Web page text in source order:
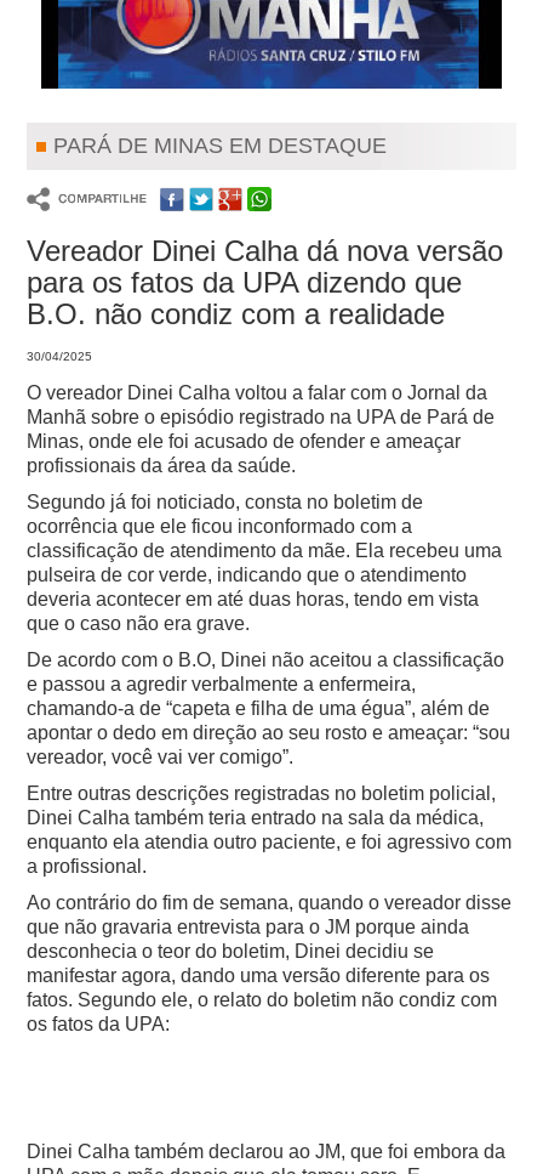
PARÁ DE MINAS EM DESTAQUE
Vereador Dinei Calha dá nova versão
para os fatos da UPA dizendo que
B.O. não condiz com a realidade
30/04/2025
O vereador Dinei Calha voltou a falar com o Jornal da
Manhã sobre o episódio registrado na UPA de Pará de
Minas, onde ele foi acusado de ofender e ameaçar
profissionais da área da saúde.
Segundo já foi noticiado, consta no boletim de
ocorrência que ele ficou inconformado com a
classificação de atendimento da mãe. Ela recebeu uma
pulseira de cor verde, indicando que o atendimento
deveria acontecer em até duas horas, tendo em vista
que o caso não era grave.
De acordo com o B.O, Dinei não aceitou a classificação
e passou a agredir verbalmente a enfermeira,
chamando-a de “capeta e filha de uma égua”, além de
apontar o dedo em direção ao seu rosto e ameaçar: “sou
vereador, você vai ver comigo”.
Entre outras descrições registradas no boletim policial,
Dinei Calha também teria entrado na sala da médica,
enquanto ela atendia outro paciente, e foi agressivo com
a profissional.
Ao contrário do fim de semana, quando o vereador disse
que não gravaria entrevista para o JM porque ainda
desconhecia o teor do boletim, Dinei decidiu se
manifestar agora, dando uma versão diferente para os
fatos. Segundo ele, o relato do boletim não condiz com
os fatos da UPA:
Dinei Calha também declarou ao JM, que foi embora da